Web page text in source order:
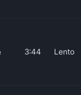
3:44 Lento